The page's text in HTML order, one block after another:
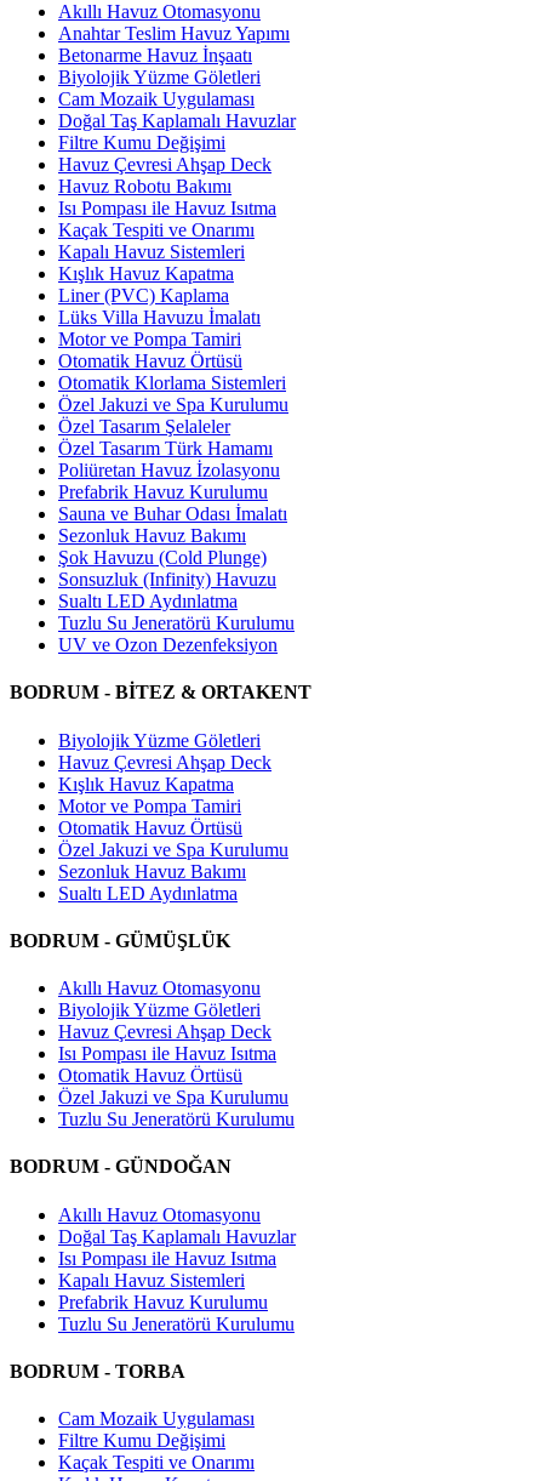
Akıllı Havuz Otomasyonu
Anahtar Teslim Havuz Yapımı
Betonarme Havuz İnşaatı
Biyolojik Yüzme Göletleri
Cam Mozaik Uygulaması
Doğal Taş Kaplamalı Havuzlar
Filtre Kumu Değişimi
Havuz Çevresi Ahşap Deck
Havuz Robotu Bakımı
Isı Pompası ile Havuz Isıtma
Kaçak Tespiti ve Onarımı
Kapalı Havuz Sistemleri
Kışlık Havuz Kapatma
Liner (PVC) Kaplama
Lüks Villa Havuzu İmalatı
Motor ve Pompa Tamiri
Otomatik Havuz Örtüsü
Otomatik Klorlama Sistemleri
Özel Jakuzi ve Spa Kurulumu
Özel Tasarım Şelaleler
Özel Tasarım Türk Hamamı
Poliüretan Havuz İzolasyonu
Prefabrik Havuz Kurulumu
Sauna ve Buhar Odası İmalatı
Sezonluk Havuz Bakımı
Şok Havuzu (Cold Plunge)
Sonsuzluk (Infinity) Havuzu
Sualtı LED Aydınlatma
Tuzlu Su Jeneratörü Kurulumu
UV ve Ozon Dezenfeksiyon
BODRUM - BİTEZ & ORTAKENT
Biyolojik Yüzme Göletleri
Havuz Çevresi Ahşap Deck
Kışlık Havuz Kapatma
Motor ve Pompa Tamiri
Otomatik Havuz Örtüsü
Özel Jakuzi ve Spa Kurulumu
Sezonluk Havuz Bakımı
Sualtı LED Aydınlatma
BODRUM - GÜMÜŞLÜK
Akıllı Havuz Otomasyonu
Biyolojik Yüzme Göletleri
Havuz Çevresi Ahşap Deck
Isı Pompası ile Havuz Isıtma
Otomatik Havuz Örtüsü
Özel Jakuzi ve Spa Kurulumu
Tuzlu Su Jeneratörü Kurulumu
BODRUM - GÜNDOĞAN
Akıllı Havuz Otomasyonu
Doğal Taş Kaplamalı Havuzlar
Isı Pompası ile Havuz Isıtma
Kapalı Havuz Sistemleri
Prefabrik Havuz Kurulumu
Tuzlu Su Jeneratörü Kurulumu
BODRUM - TORBA
Cam Mozaik Uygulaması
Filtre Kumu Değişimi
Kaçak Tespiti ve Onarımı